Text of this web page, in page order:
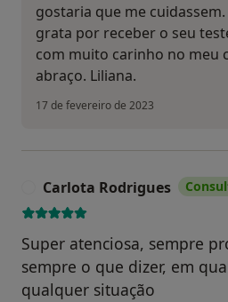
gostaria que me
grata por receber o seu
com muito carinho no meu
abraço. Liliana.
17 de fevereiro de 2023
Carlota Rodrigues
Super atenciosa, sempre
sempre o que dizer, em
qualquer situação